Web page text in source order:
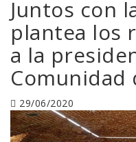
Juntos con
plantea los
a la
Comunidad
29/06/2020